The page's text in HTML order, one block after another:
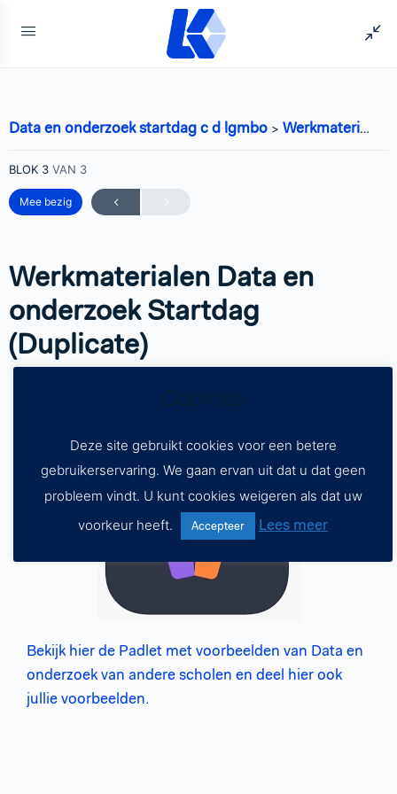
Data en onderzoek startdag c d lgmbo Werkmaterialen Data en onderzoek Startdag (Duplicate)
BLOK 3 VAN 3
Mee bezig
Werkmaterialen Data en
onderzoek Startdag
(Duplicate)
Bekijk hier de Padlet met voorbeelden van Data en
onderzoek van andere scholen en deel hier ook
jullie voorbeelden.
Cookies
Deze site gebruikt cookies voor een betere
gebruikerservaring. We gaan ervan uit dat u dat geen
probleem vindt. U kunt cookies weigeren als dat uw
voorkeur heeft.
Accepteer Lees meer